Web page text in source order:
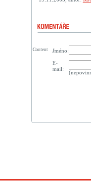
Jméno:
E-
mail:
Content